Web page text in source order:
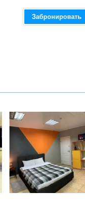
Забронировать